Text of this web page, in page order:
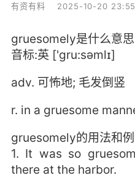
有资有料 2025-10-20
gruesomely是什么意思
音标:英 ['ɡru:səmlɪ]
adv. 可怖地; 毛发倒竖
r. in a gruesome
gruesomely的用法和例
1. It was so
there at the harbor.